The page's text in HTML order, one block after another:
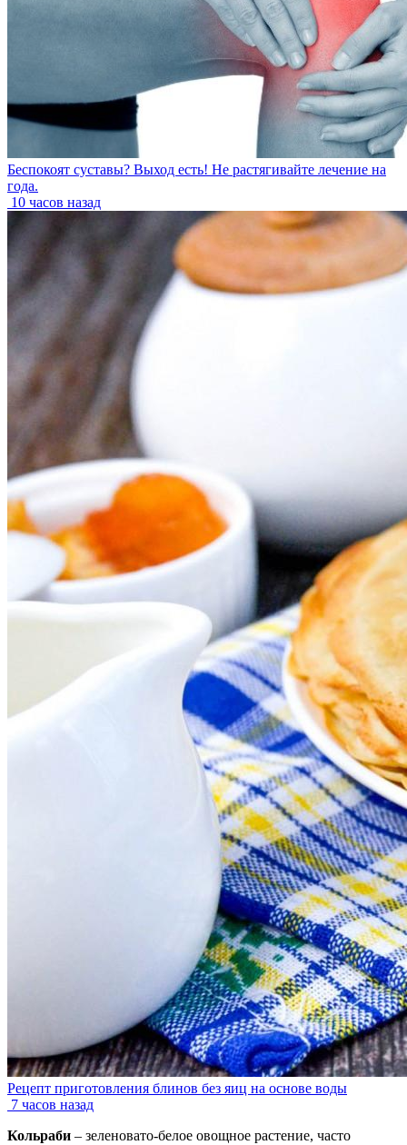
Беспокоят суставы? Выход есть! Не растягивайте лечение на
года.
10 часов назад
Рецепт приготовления блинов без яиц на основе воды
7 часов назад
Кольраби – зеленовато-белое овощное растение, часто